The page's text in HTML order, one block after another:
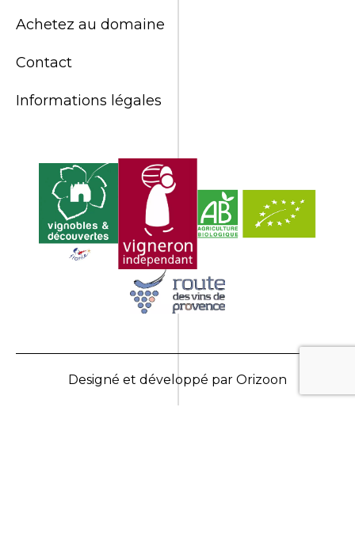
Achetez au domaine
Contact
Informations légales
Designé et développé par Orizoon